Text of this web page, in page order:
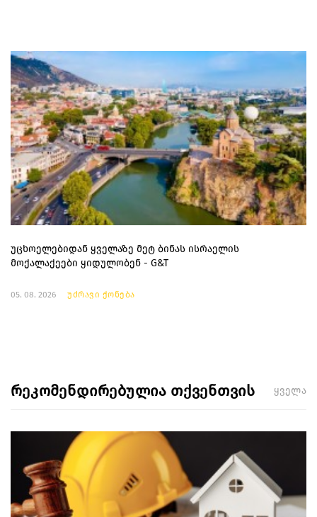
უცხოელებიდან ყველაზე მეტ ბინას ისრაელის
მოქალაქეები ყიდულობენ - G&T
05. 08. 2026 უძრავი ქონება
რეკომენდირებულია თქვენთვის ყველა